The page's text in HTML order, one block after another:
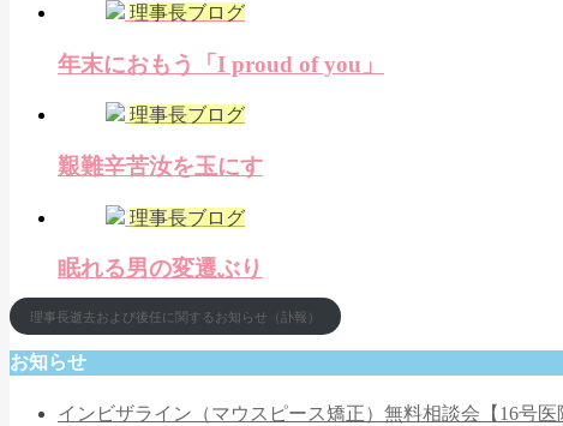
理事長ブログ
年末におもう「I proud of you」
理事長ブログ
艱難辛苦汝を玉にす
理事長ブログ
眠れる男の変遷ぶり
理事長逝去および後任に関するお知らせ（訃報）
お知らせ
インビザライン（マウスピース矯正）無料相談会【16号医